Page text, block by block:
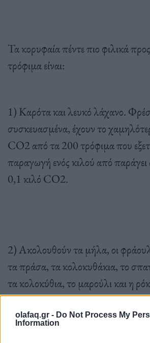
olafaq.gr - Do Not Process My
Information
Τα κορυφαία πέντε πιο φιλικά
τρόφιμα είναι:
1) Καρότα και λευκό λάχανο.
συσκευασμένα, έχουν το
CO2 από τα 200 τρόφιμα που
παραγωγή ενός κιλού από παράγει
0,1 κιλό CO2.
2) Ακολουθούν τα μήλα, οι
τα πράσα, τα κολοκυθάκια, το
τα κολοκύθια, το μαρούλι και η
αυτά (φρεσκοκομμένων) δεν
κιλά CO2.